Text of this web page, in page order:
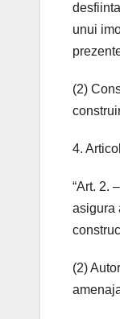
unui
(2)
4.
“Art. 2.
asigura
(2)